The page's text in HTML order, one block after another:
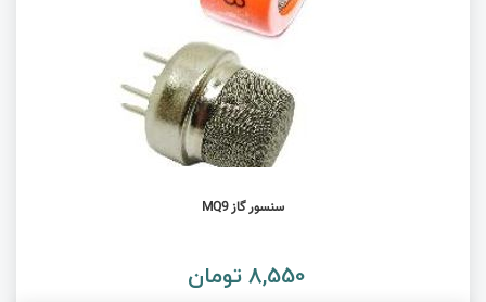
سنسور گاز MQ9
8,550 تومان